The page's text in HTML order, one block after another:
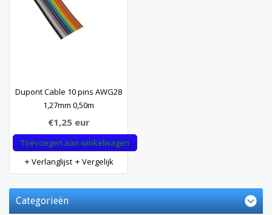
Dupont Cable 10 pins AWG28
1,27mm 0,50m
€1,25 eur
Toevoegen aan winkelwagen
Verlanglijst
Vergelijk
Categorieën